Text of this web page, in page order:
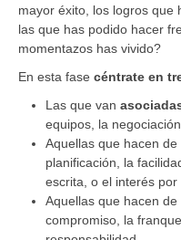
mayor éxito, los logros que
las que has podido hacer
momentazos has vivido?
En esta fase céntrate en
Las que van
equipos, la
Aquellas que hacen de
planificación, la
escrita, o el interés por
Aquellas que hacen de
compromiso, la